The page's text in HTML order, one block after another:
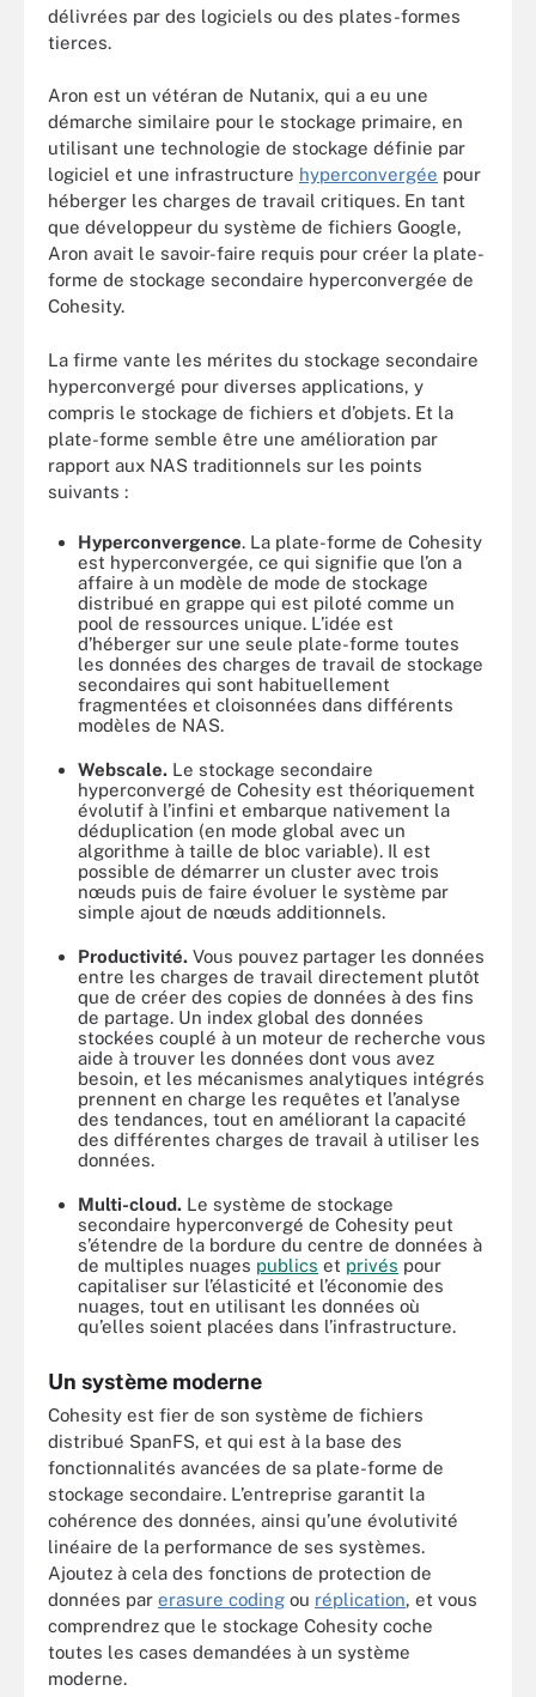
délivrées par des logiciels ou des plates-formes
tierces.
Aron est un vétéran de Nutanix, qui a eu une
démarche similaire pour le stockage primaire, en
utilisant une technologie de stockage définie par
logiciel et une infrastructure hyperconvergée pour
héberger les charges de travail critiques. En tant
que développeur du système de fichiers Google,
Aron avait le savoir-faire requis pour créer la plate-
forme de stockage secondaire hyperconvergée de
Cohesity.
La firme vante les mérites du stockage secondaire
hyperconvergé pour diverses applications, y
compris le stockage de fichiers et d’objets. Et la
plate-forme semble être une amélioration par
rapport aux NAS traditionnels sur les points
suivants :
Hyperconvergence. La plate-forme de Cohesity
est hyperconvergée, ce qui signifie que l’on a
affaire à un modèle de mode de stockage
distribué en grappe qui est piloté comme un
pool de ressources unique. L’idée est
d’héberger sur une seule plate-forme toutes
les données des charges de travail de stockage
secondaires qui sont habituellement
fragmentées et cloisonnées dans différents
modèles de NAS.
Webscale. Le stockage secondaire
hyperconvergé de Cohesity est théoriquement
évolutif à l’infini et embarque nativement la
déduplication (en mode global avec un
algorithme à taille de bloc variable). Il est
possible de démarrer un cluster avec trois
nœuds puis de faire évoluer le système par
simple ajout de nœuds additionnels.
Productivité. Vous pouvez partager les données
entre les charges de travail directement plutôt
que de créer des copies de données à des fins
de partage. Un index global des données
stockées couplé à un moteur de recherche vous
aide à trouver les données dont vous avez
besoin, et les mécanismes analytiques intégrés
prennent en charge les requêtes et l’analyse
des tendances, tout en améliorant la capacité
des différentes charges de travail à utiliser les
données.
Multi-cloud. Le système de stockage
secondaire hyperconvergé de Cohesity peut
s’étendre de la bordure du centre de données à
de multiples nuages publics et privés pour
capitaliser sur l’élasticité et l’économie des
nuages, tout en utilisant les données où
qu’elles soient placées dans l’infrastructure.
Un système moderne
Cohesity est fier de son système de fichiers
distribué SpanFS, et qui est à la base des
fonctionnalités avancées de sa plate-forme de
stockage secondaire. L’entreprise garantit la
cohérence des données, ainsi qu’une évolutivité
linéaire de la performance de ses systèmes.
Ajoutez à cela des fonctions de protection de
données par erasure coding ou réplication, et vous
comprendrez que le stockage Cohesity coche
toutes les cases demandées à un système
moderne.